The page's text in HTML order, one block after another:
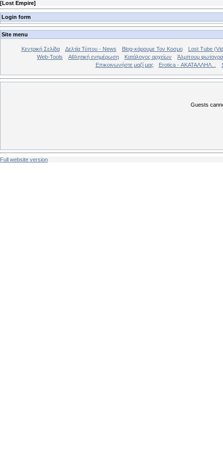
[Lost Empire]
Login form
Site menu
Κεντρική Σελίδα Δελτία Τύπου - News Blog-κάρουμε Τον Κοσμο
Lost Tube
Web-Tools
Αθλητική ενημέρωση Κατάλογος αρχείων
Άλμπουμ
Επικοινωνήστε μαζί μας
Erotica - ΑΚΑΤΑΛΛΗΛ...
Guests
Full website version